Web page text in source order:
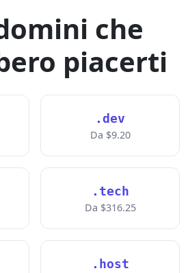
che
piacerti
.dev
Da $9.20
.tech
Da $316.25
.host